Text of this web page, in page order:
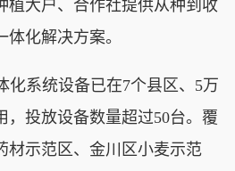
植大户、合作社提供从种到收
体化解决方案。
系统设备已在7个县区、5万
，投放设备数量超过50台。覆
材示范区、金川区小麦示范